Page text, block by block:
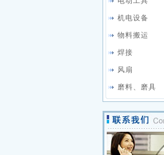
机电设备
物料搬运
焊接
风扇
磨料、磨具